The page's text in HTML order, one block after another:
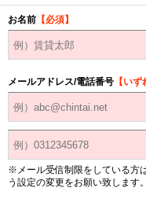
お名前 【必須】
メールアドレス/電話番号 【いず
※メール受信制限をしている方
う設定の変更をお願い致します。